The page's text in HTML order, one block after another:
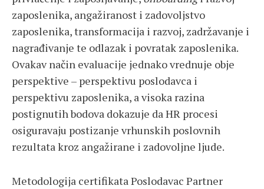
zaposlenika, angažiranost i zadovoljstvo
zaposlenika, transformacija i razvoj, zadržavanje i
nagrađivanje te odlazak i povratak zaposlenika.
Ovakav način evaluacije jednako vrednuje obje
perspektive – perspektivu poslodavca i
perspektivu zaposlenika, a visoka razina
postignutih bodova dokazuje da HR procesi
osiguravaju postizanje vrhunskih poslovnih
rezultata kroz angažirane i zadovoljne ljude.
Metodologija certifikata Poslodavac Partner